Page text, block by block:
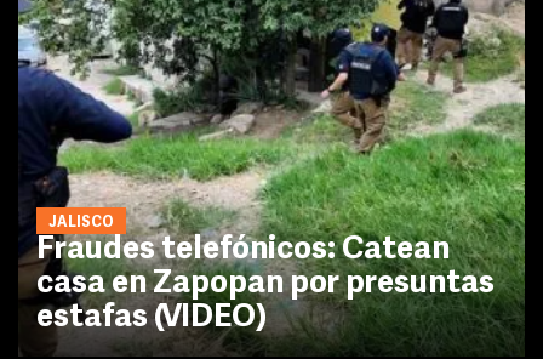
JALISCO
Fraudes telefónicos: Catean
casa en Zapopan por presuntas
estafas (VIDEO)